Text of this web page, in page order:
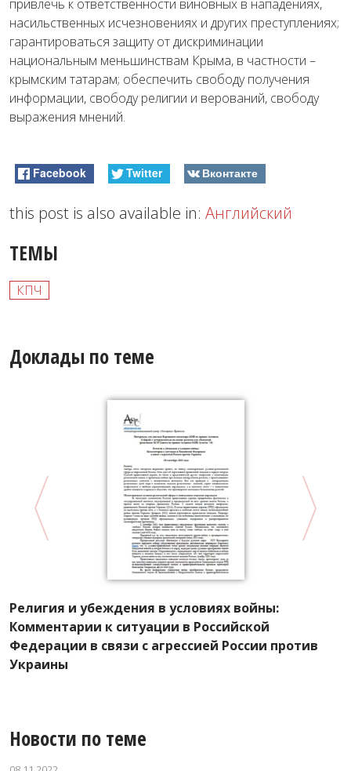
привлечь к ответственности виновных в нападениях,
насильственных исчезновениях и других преступлениях;
гарантироваться защиту от дискриминации
национальным меньшинствам Крыма, в частности –
крымским татарам; обеспечить свободу получения
информации, свободу религии и верований, свободу
выражения мнений.
Facebook Twitter Вконтакте
this post is also available in: Английский
ТЕМЫ
КПЧ
Доклады по теме
Религия и убеждения в условиях войны:
Комментарии к ситуации в Российской
Федерации в связи с агрессией России против
Украины
Новости по теме